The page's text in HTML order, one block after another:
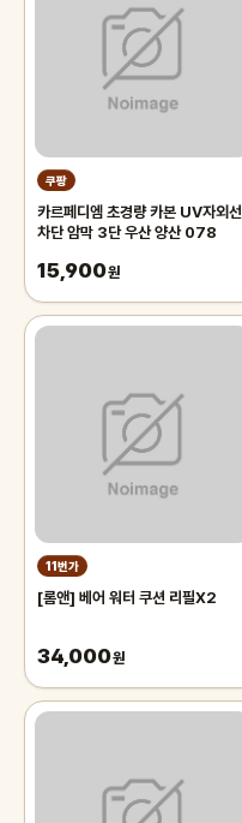
쿠팡
카르페디엠 초경량 카본 UV자외선
차단 암막 3단 우산 양산 078
15,900원
11번가
[롬앤] 베어 워터 쿠션 리필X2
34,000원